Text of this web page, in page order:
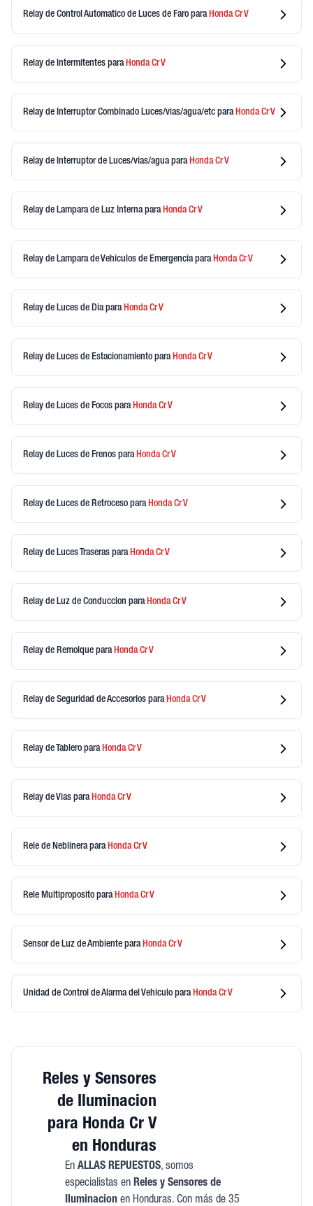
Relay de Control Automatico de Luces de Faro para HondaCr V
Relay de Intermitentes para HondaCr V
Relay de Interruptor Combinado Luces/vias/agua/etc para HondaCr V
Relay de Interruptor de Luces/vias/aguapara HondaCr V
Relay de Lampara de Luz Internapara HondaCr V
Relay de Lampara de Vehiculos de Emergenciapara HondaCr V
Relay de Luces de Diapara HondaCr V
Relay de Luces de Estacionamiento para HondaCr V
Relay de Luces de Focos para HondaCr V
Relay de Luces de Frenos para HondaCr V
Relay de Luces de Retroceso para HondaCr V
Relay de Luces Traseras para HondaCr V
Relay de Luz de Conduccion para HondaCr V
Relay de Remolque para HondaCr V
Relay de Seguridad de Accesorios para HondaCr V
Relay de Tablero para HondaCr V
Relay de Vias para HondaCr V
Rele de Neblinerapara HondaCr V
Rele Multiproposito para HondaCr V
Sensor de Luz de Ambiente para HondaCr V
Unidad de Control de Alarma del Vehiculo para HondaCr V
Reles y Sensores
de Iluminacion
para Honda Cr V
en Honduras
En ALLAS REPUESTOS, somos
especialistas en Reles y Sensores de
Iluminacionen Honduras. Con más de 35